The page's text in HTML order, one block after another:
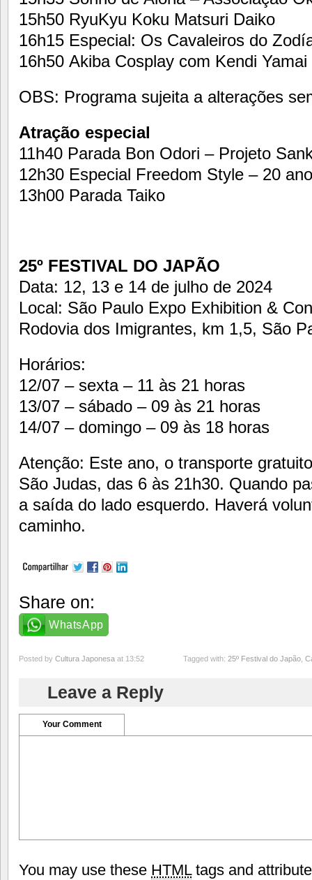
15h50 RyuKyu Koku Matsuri Daiko
16h15 Especial: Os Cavaleiros do
16h50 Akiba Cosplay com Kendi Yamai
OBS: Programa sujeita a alterações
Atração especial
11h40 Parada Bon Odori – Projeto
12h30 Especial Freedom Style – 20
13h00 Parada Taiko
25º FESTIVAL DO JAPÃO
Data: 12, 13 e 14 de julho de 2024
Local: São Paulo Expo Exhibition &
Rodovia dos Imigrantes, km 1,5, São
Horários:
12/07 – sexta – 11 às 21 horas
13/07 – sábado – 09 às 21 horas
14/07 – domingo – 09 às 18 horas
Atenção: Este ano, o transporte
São Judas, das 6 às 21h30. Quando
a saída do lado esquerdo. Haverá
caminho.
Share on:
WhatsApp
Posted by Cultura Japonesa at 13:52 Tagged with: 25º Festival do Japão
Leave a Reply
Your Comment
You may use these HTMLtags and